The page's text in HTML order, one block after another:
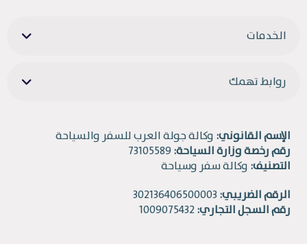
الخدمات
روابط تهمك
الإسم القانوني: وكالة جولة العرب للسفر والسياحة
رقم رخصة وزارة السياحة:
التصنيف: وكالة سفر وسياحة
الرقم الضريبي:
رقم السجل التجاري: